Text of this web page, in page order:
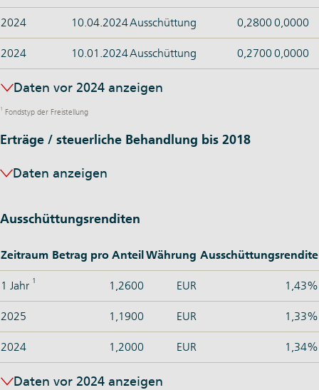
2024 10.04.2024Ausschüttung 0,2800 0,0000
2024 10.01.2024Ausschüttung 0,2700 0,0000
Daten vor 2024 anzeigen
1 Fondstyp der Freistellung
Erträge / steuerliche Behandlung bis 2018
Daten anzeigen
Ausschüttungsrenditen
Zeitraum Betrag pro Anteil Währung Ausschüttungsrendite
1 Jahr 1 1,2600 EUR 1,43%
2025 1,1900 EUR 1,33%
2024 1,2000 EUR 1,34%
Daten vor 2024 anzeigen